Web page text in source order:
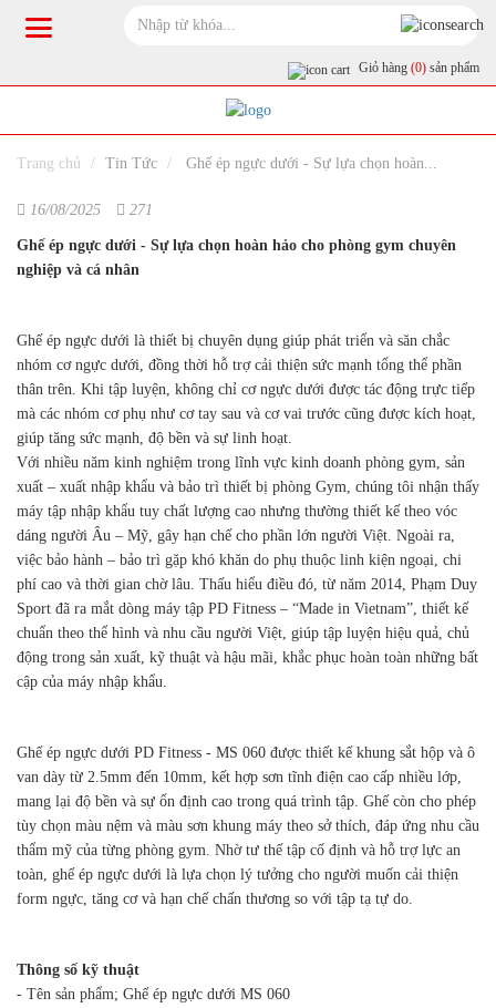
Giỏ hàng (0) sản phẩm
Trang chủ Tin Tức Ghế ép ngực dưới - Sự lựa chọn hoàn...
16/08/2025 271
Ghế ép ngực dưới - Sự lựa chọn hoàn hảo cho phòng gym chuyên
nghiệp và cá nhân
Ghế ép ngực dưới là thiết bị chuyên dụng giúp phát triển và săn chắc
nhóm cơ ngực dưới, đồng thời hỗ trợ cải thiện sức mạnh tổng thể phần
thân trên. Khi tập luyện, không chỉ cơ ngực dưới được tác động trực tiếp
mà các nhóm cơ phụ như cơ tay sau và cơ vai trước cũng được kích hoạt,
giúp tăng sức mạnh, độ bền và sự linh hoạt.
Với nhiều năm kinh nghiệm trong lĩnh vực kinh doanh phòng gym, sản
xuất – xuất nhập khẩu và bảo trì thiết bị phòng Gym, chúng tôi nhận thấy
máy tập nhập khẩu tuy chất lượng cao nhưng thường thiết kế theo vóc
dáng người Âu – Mỹ, gây hạn chế cho phần lớn người Việt. Ngoài ra,
việc bảo hành – bảo trì gặp khó khăn do phụ thuộc linh kiện ngoại, chi
phí cao và thời gian chờ lâu. Thấu hiểu điều đó, từ năm 2014, Phạm Duy
Sport đã ra mắt dòng máy tập PD Fitness – “Made in Vietnam”, thiết kế
chuẩn theo thể hình và nhu cầu người Việt, giúp tập luyện hiệu quả, chủ
động trong sản xuất, kỹ thuật và hậu mãi, khắc phục hoàn toàn những bất
cập của máy nhập khẩu.
Ghế ép ngực dưới PD Fitness - MS 060 được thiết kế khung sắt hộp và ô
van dày từ 2.5mm đến 10mm, kết hợp sơn tĩnh điện cao cấp nhiều lớp,
mang lại độ bền và sự ổn định cao trong quá trình tập. Ghế còn cho phép
tùy chọn màu nệm và màu sơn khung máy theo sở thích, đáp ứng nhu cầu
thẩm mỹ của từng phòng gym. Nhờ tư thế tập cố định và hỗ trợ lực an
toàn, ghế ép ngực dưới là lựa chọn lý tưởng cho người muốn cải thiện
form ngực, tăng cơ và hạn chế chấn thương so với tập tạ tự do.
Thông số kỹ thuật
- Tên sản phẩm; Ghế ép ngực dưới MS 060